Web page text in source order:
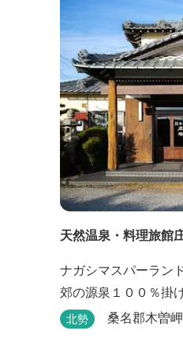
天然温泉・料理旅館
ナガシマスパーラン
郊の源泉１００％掛
北勢 桑名郡木曽